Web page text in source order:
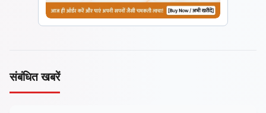
संबंधित खबरें